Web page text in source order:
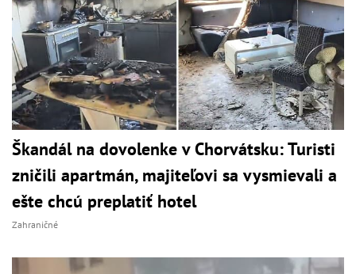
Škandál na dovolenke v Chorvátsku: Turisti
zničili apartmán, majiteľovi sa vysmievali a
ešte chcú preplatiť hotel
Zahraničné